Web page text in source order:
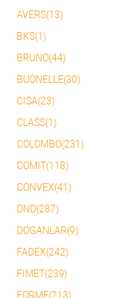
AVERS(13)
BKS(1)
BRUNO(44)
BUONELLE(30)
CISA(23)
CLASS(1)
COLOMBO(231)
COMIT(118)
CONVEX(41)
DND(287)
DOGANLAR(9)
FADEX(242)
FIMET(239)
FORME(213)